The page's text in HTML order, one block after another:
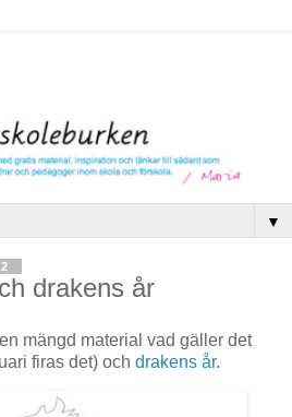
▼
drakens år
mängd material vad gäller det
firas det) och drakens år.